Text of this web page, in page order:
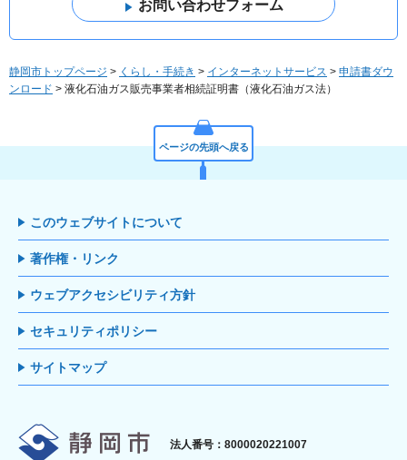
静岡市トップページ > くらし・手続き > インターネットサービス > 申請書ダウ
ンロード > 液化石油ガス販売事業者相続証明書（液化石油ガス法）
ページの先頭へ戻る
このウェブサイトについて
著作権・リンク
ウェブアクセシビリティ方針
セキュリティポリシー
サイトマップ
静岡市
法人番号：8000020221007